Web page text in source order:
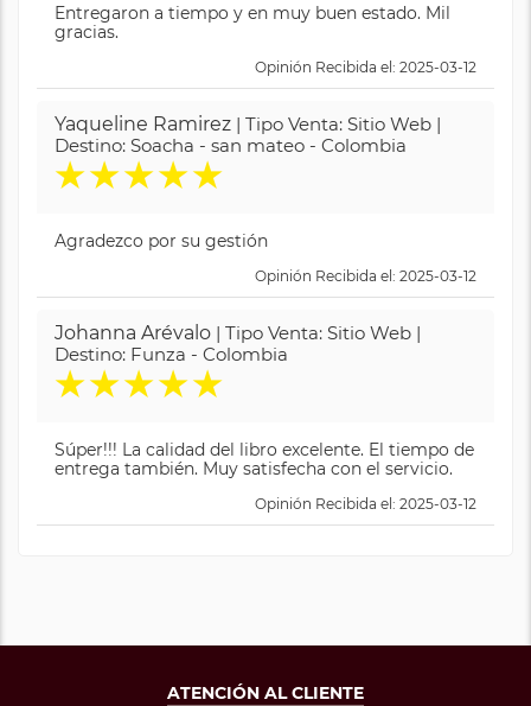
Entregaron a tiempo y en muy buen estado. Mil
gracias.
Opinión Recibida el: 2025-03-12
Yaqueline Ramirez | Tipo Venta: Sitio Web |
Destino: Soacha - san mateo - Colombia
★★★★★
Agradezco por su gestión
Opinión Recibida el: 2025-03-12
Johanna Arévalo | Tipo Venta: Sitio Web |
Destino: Funza - Colombia
★★★★★
Súper!!! La calidad del libro excelente. El tiempo de
entrega también. Muy satisfecha con el servicio.
Opinión Recibida el: 2025-03-12
ATENCIÓN AL CLIENTE